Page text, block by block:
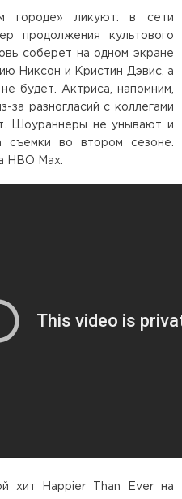
городе» ликуют: в сети
продолжения культового
соберет на одном экране
Никсон и Кристин Дэвис, а
будет. Актриса, напомним,
за разногласий с коллегами
Шоураннеры не унывают и
съемки во втором сезоне.
HBO Max.
хит Happier Than Ever на